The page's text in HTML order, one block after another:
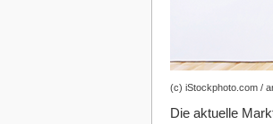
(c) iStockphoto.com /
Die aktuelle